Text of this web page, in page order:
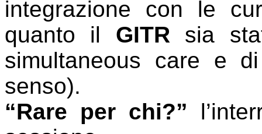
integrazione con le
quanto il GITR sia
simultaneous care e
senso).
“Rare per chi?”